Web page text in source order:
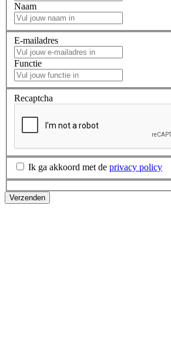
Naam
E-mailadres
Functie
Recaptcha
Ik ga akkoord met de privacy policy